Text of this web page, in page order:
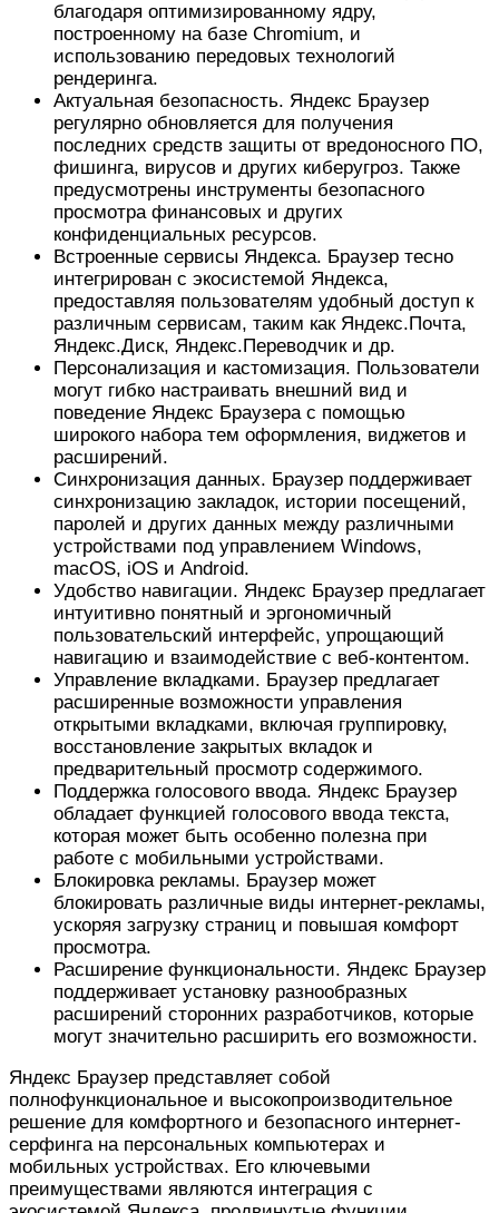
благодаря оптимизированному ядру,
построенному на базе Chromium, и
использованию передовых технологий
рендеринга.
Актуальная безопасность. Яндекс Браузер
регулярно обновляется для получения
последних средств защиты от вредоносного ПО,
фишинга, вирусов и других киберугроз. Также
предусмотрены инструменты безопасного
просмотра финансовых и других
конфиденциальных ресурсов.
Встроенные сервисы Яндекса. Браузер тесно
интегрирован с экосистемой Яндекса,
предоставляя пользователям удобный доступ к
различным сервисам, таким как Яндекс.Почта,
Яндекс.Диск, Яндекс.Переводчик и др.
Персонализация и кастомизация. Пользователи
могут гибко настраивать внешний вид и
поведение Яндекс Браузера с помощью
широкого набора тем оформления, виджетов и
расширений.
Синхронизация данных. Браузер поддерживает
синхронизацию закладок, истории посещений,
паролей и других данных между различными
устройствами под управлением Windows,
macOS, iOS и Android.
Удобство навигации. Яндекс Браузер предлагает
интуитивно понятный и эргономичный
пользовательский интерфейс, упрощающий
навигацию и взаимодействие с веб-контентом.
Управление вкладками. Браузер предлагает
расширенные возможности управления
открытыми вкладками, включая группировку,
восстановление закрытых вкладок и
предварительный просмотр содержимого.
Поддержка голосового ввода. Яндекс Браузер
обладает функцией голосового ввода текста,
которая может быть особенно полезна при
работе с мобильными устройствами.
Блокировка рекламы. Браузер может
блокировать различные виды интернет-рекламы,
ускоряя загрузку страниц и повышая комфорт
просмотра.
Расширение функциональности. Яндекс Браузер
поддерживает установку разнообразных
расширений сторонних разработчиков, которые
могут значительно расширить его возможности.
Яндекс Браузер представляет собой
полнофункциональное и высокопроизводительное
решение для комфортного и безопасного интернет-
серфинга на персональных компьютерах и
мобильных устройствах. Его ключевыми
преимуществами являются интеграция с